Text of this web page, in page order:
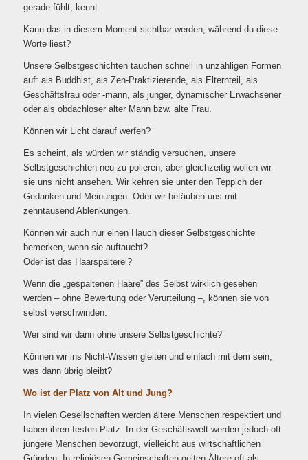
gerade fühlt, kennt.
Kann das in diesem Moment sichtbar werden, während du diese
Worte liest?
Unsere Selbstgeschichten tauchen schnell in unzähligen Formen
auf: als Buddhist, als Zen-Praktizierende, als Elternteil, als
Geschäftsfrau oder -mann, als junger, dynamischer Erwachsener
oder als obdachloser alter Mann bzw. alte Frau.
Können wir Licht darauf werfen?
Es scheint, als würden wir ständig versuchen, unsere
Selbstgeschichten neu zu polieren, aber gleichzeitig wollen wir
sie uns nicht ansehen. Wir kehren sie unter den Teppich der
Gedanken und Meinungen. Oder wir betäuben uns mit
zehntausend Ablenkungen.
Können wir auch nur einen Hauch dieser Selbstgeschichte
bemerken, wenn sie auftaucht?
Oder ist das Haarspalterei?
Wenn die „gespaltenen Haare” des Selbst wirklich gesehen
werden – ohne Bewertung oder Verurteilung –, können sie von
selbst verschwinden.
Wer sind wir dann ohne unsere Selbstgeschichte?
Können wir ins Nicht-Wissen gleiten und einfach mit dem sein,
was dann übrig bleibt?
Wo ist der Platz von Alt und Jung?
In vielen Gesellschaften werden ältere Menschen respektiert und
haben ihren festen Platz. In der Geschäftswelt werden jedoch oft
jüngere Menschen bevorzugt, vielleicht aus wirtschaftlichen